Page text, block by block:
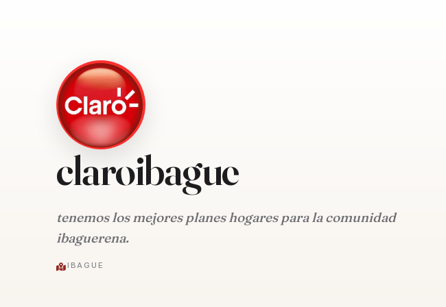
claroibague
tenemos los mejores planes hogares para la comunidad
ibaguerena.
IBAGUE